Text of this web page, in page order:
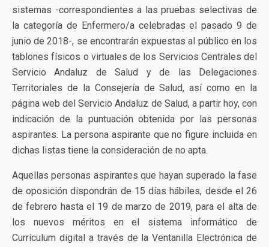
sistemas -correspondientes a las pruebas selectivas de
la categoría de Enfermero/a celebradas el pasado 9 de
junio de 2018-, se encontrarán expuestas al público en los
tablones físicos o virtuales de los Servicios Centrales del
Servicio Andaluz de Salud y de las Delegaciones
Territoriales de la Consejería de Salud, así como en la
página web del Servicio Andaluz de Salud, a partir hoy, con
indicación de la puntuación obtenida por las personas
aspirantes. La persona aspirante que no figure incluida en
dichas listas tiene la consideración de no apta.
Aquellas personas aspirantes que hayan superado la fase
de oposición dispondrán de 15 días hábiles, desde el 26
de febrero hasta el 19 de marzo de 2019, para el alta de
los nuevos méritos en el sistema informático de
Currículum digital a través de la Ventanilla Electrónica de